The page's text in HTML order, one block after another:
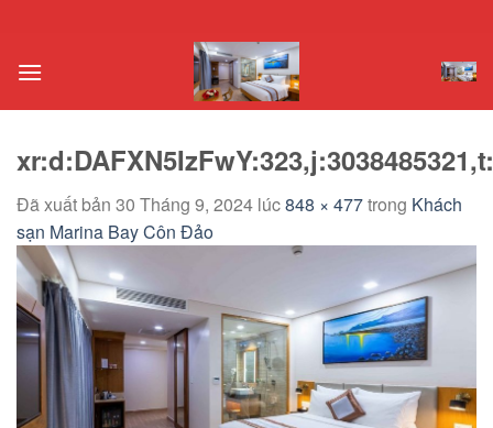
nội
Đã xuất bản 30 Tháng 9, 2024 lúc848 × 477trong Khách
sạn Marina Bay Côn Đảo